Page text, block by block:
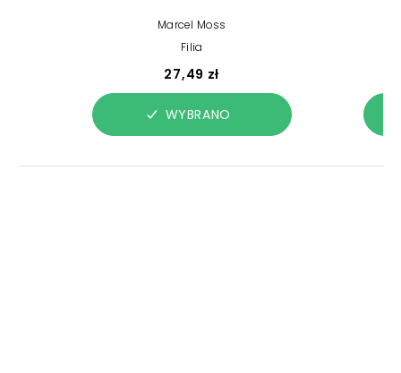
Marcel Moss
Filia
27,49 zł
WYBRANO